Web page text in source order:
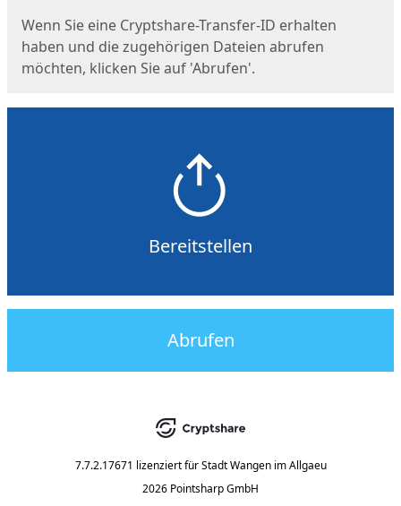
Wenn Sie eine Cryptshare-Transfer-ID erhalten
haben und die zugehörigen Dateien abrufen
möchten, klicken Sie auf 'Abrufen'.
Bereitstellen
Abrufen
7.7.2.17671 lizenziert für Stadt Wangen im Allgaeu
2026 Pointsharp GmbH